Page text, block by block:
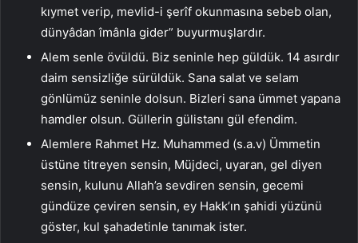
kıymet verip, mevlid-i şerîf okunmasına sebeb olan,
dünyâdan îmânla gider” buyurmuşlardır.
Alem senle övüldü. Biz seninle hep güldük. 14 asırdır
daim sensizliğe sürüldük. Sana salat ve selam
gönlümüz seninle dolsun. Bizleri sana ümmet yapana
hamdler olsun. Güllerin gülistanı gül efendim.
Alemlere Rahmet Hz. Muhammed (s.a.v) Ümmetin
üstüne titreyen sensin, Müjdeci, uyaran, gel diyen
sensin, kulunu Allah’a sevdiren sensin, gecemi
gündüze çeviren sensin, ey Hakk’ın şahidi yüzünü
göster, kul şahadetinle tanımak ister.